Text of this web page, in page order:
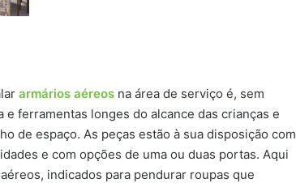
armários aéreos na área de serviço é, sem
ferramentas longes do alcance das crianças e
de espaço. As peças estão à sua disposição com
e com opções de uma ou duas portas. Aqui
indicados para pendurar roupas que